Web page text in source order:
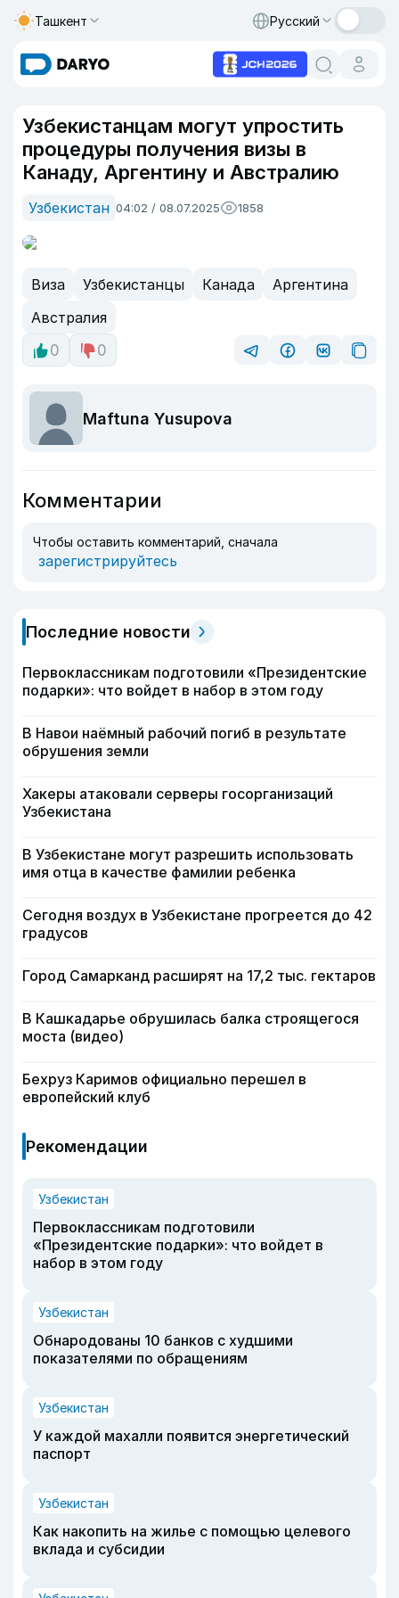
Ташкент Русский
Узбекистанцам могут упростить
процедуры получения визы в
Канаду, Аргентину и Австралию
Узбекистан 04:02 / 08.07.2025 1858
Виза Узбекистанцы Канада
Аргентина
Австралия
0
0
Maftuna Yusupova
Комментарии
Чтобы оставить комментарий, сначала
зарегистрируйтесь
Последние новости
Первоклассникам подготовили «Президентские
подарки»: что войдет в набор в этом году
В Навои наёмный рабочий погиб в результате
обрушения земли
Хакеры атаковали серверы госорганизаций
Узбекистана
В Узбекистане могут разрешить использовать
имя отца в качестве фамилии ребенка
Сегодня воздух в Узбекистане прогреется до 42
градусов
Город Самарканд расширят на 17,2 тыс. гектаров
В Кашкадарье обрушилась балка строящегося
моста (видео)
Бехруз Каримов официально перешел в
европейский клуб
Рекомендации
Узбекистан
Первоклассникам подготовили
«Президентские подарки»: что войдет в
набор в этом году
Узбекистан
Обнародованы 10 банков с худшими
показателями по обращениям
Узбекистан
У каждой махалли появится энергетический
паспорт
Узбекистан
Как накопить на жилье с помощью целевого
вклада и субсидии